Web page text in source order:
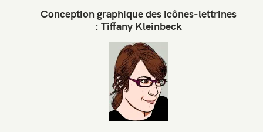
Conception graphique des icônes-lettrines
: Tiffany Kleinbeck